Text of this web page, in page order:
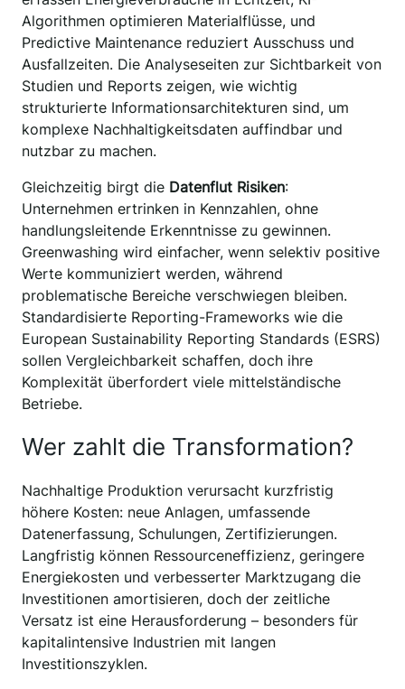
Algorithmen optimieren Materialflüsse, und
Predictive Maintenance reduziert Ausschuss und
Ausfallzeiten. Die Analyseseiten zur Sichtbarkeit von
Studien und Reports zeigen, wie wichtig
strukturierte Informationsarchitekturen sind, um
komplexe Nachhaltigkeitsdaten auffindbar und
nutzbar zu machen.
Gleichzeitig birgt die Datenflut Risiken:
Unternehmen ertrinken in Kennzahlen, ohne
handlungsleitende Erkenntnisse zu gewinnen.
Greenwashing wird einfacher, wenn selektiv positive
Werte kommuniziert werden, während
problematische Bereiche verschwiegen bleiben.
Standardisierte Reporting-Frameworks wie die
European Sustainability Reporting Standards (ESRS)
sollen Vergleichbarkeit schaffen, doch ihre
Komplexität überfordert viele mittelständische
Betriebe.
Wer zahlt die Transformation?
Nachhaltige Produktion verursacht kurzfristig
höhere Kosten: neue Anlagen, umfassende
Datenerfassung, Schulungen, Zertifizierungen.
Langfristig können Ressourceneffizienz, geringere
Energiekosten und verbesserter Marktzugang die
Investitionen amortisieren, doch der zeitliche
Versatz ist eine Herausforderung – besonders für
kapitalintensive Industrien mit langen
Investitionszyklen.